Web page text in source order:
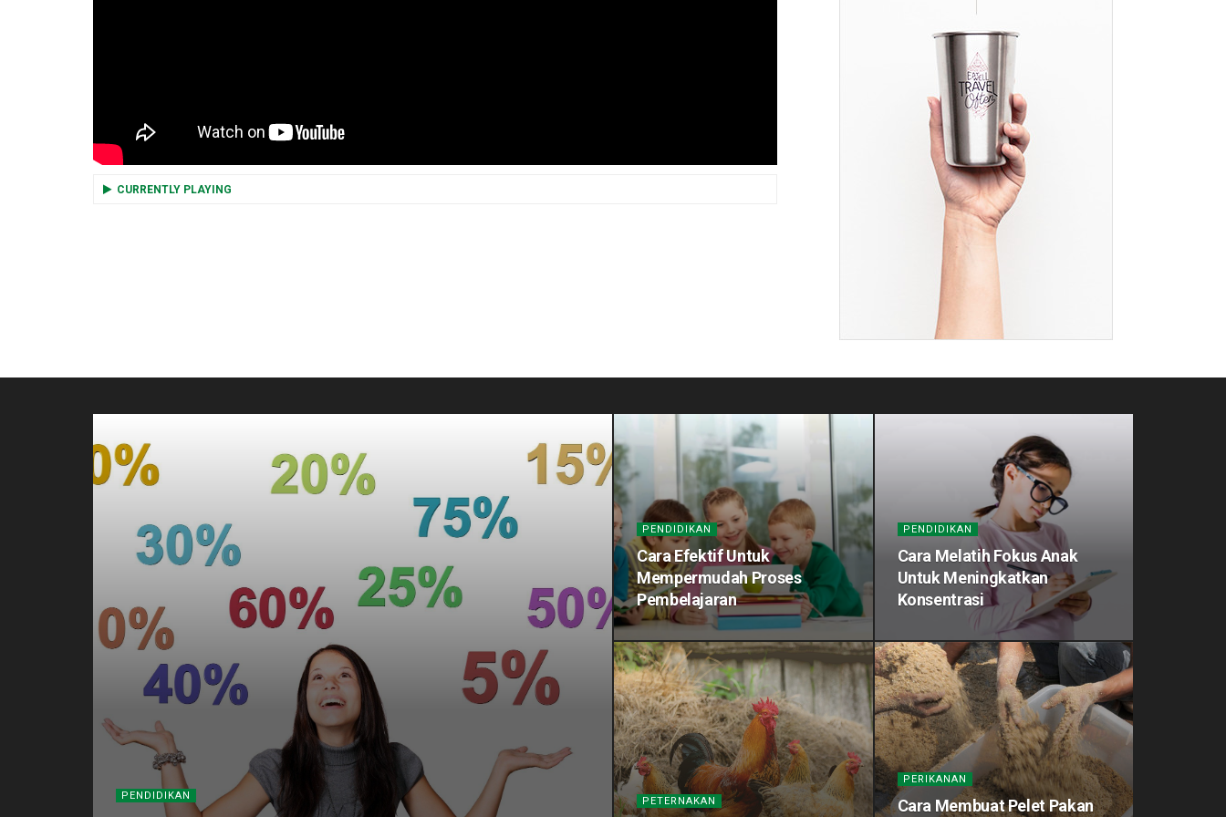
CURRENTLY PLAYING
PENDIDIKAN
PENDIDIKAN
Cara Efektif Untuk
Mempermudah Proses
Pembelajaran
PENDIDIKAN
Cara Melatih Fokus Anak
Untuk Meningkatkan
Konsentrasi
PETERNAKAN
PERIKANAN
Cara Membuat Pelet Pakan